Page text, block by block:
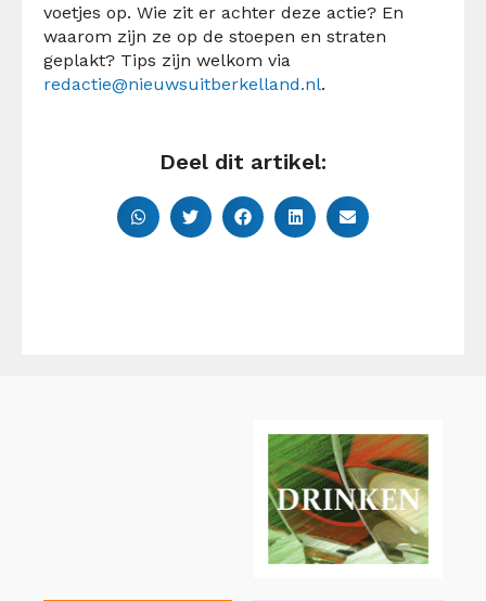
voetjes op. Wie zit er achter deze actie? En
waarom zijn ze op de stoepen en straten
geplakt? Tips zijn welkom via
redactie@nieuwsuitberkelland.nl.
Deel dit artikel: